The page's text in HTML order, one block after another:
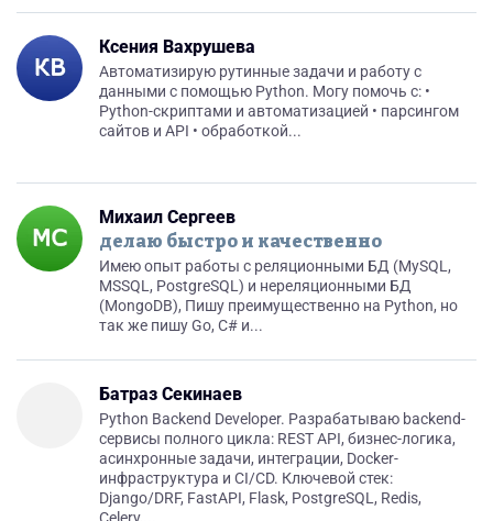
Ксения Вахрушева
Автоматизирую рутинные задачи и работу с
данными с помощью Python. Могу помочь с: •
Python-скриптами и автоматизацией • парсингом
сайтов и API • обработкой...
Михаил Сергеев
делаю быстро и качественно
Имею опыт работы с реляционными БД (MySQL,
MSSQL, PostgreSQL) и нереляционными БД
(MongoDB), Пишу преимущественно на Python, но
так же пишу Go, С# и...
Батраз Секинаев
Python Backend Developer. Разрабатываю backend-
сервисы полного цикла: REST API, бизнес-логика,
асинхронные задачи, интеграции, Docker-
инфраструктура и CI/CD. Ключевой стек:
Django/DRF, FastAPI, Flask, PostgreSQL, Redis,